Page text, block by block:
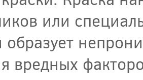
или
образует
вредных